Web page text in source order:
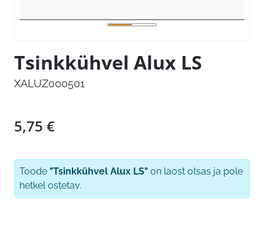
Tsinkkühvel Alux LS
XALUZ000501
5,75 €
Toode "Tsinkkühvel Alux LS" on laost otsas ja pole
hetkel ostetav.